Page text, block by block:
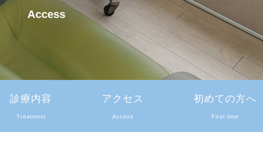
Access
診療内容
Treatment
アクセス
Access
初めての方へ
First time